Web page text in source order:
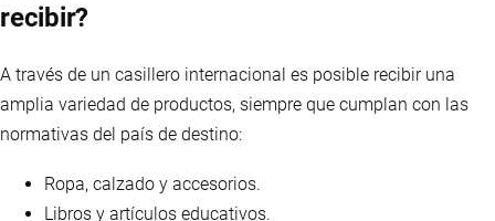
recibir?
A través de un casillero internacional es posible recibir una
amplia variedad de productos, siempre que cumplan con las
normativas del país de destino:
Ropa, calzado y accesorios.
Libros y artículos educativos.